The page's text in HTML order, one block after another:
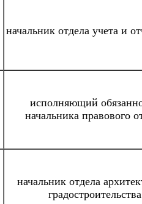
начальник отдела учета и
исполняющий
начальника правового
начальник отдела
градостроительства